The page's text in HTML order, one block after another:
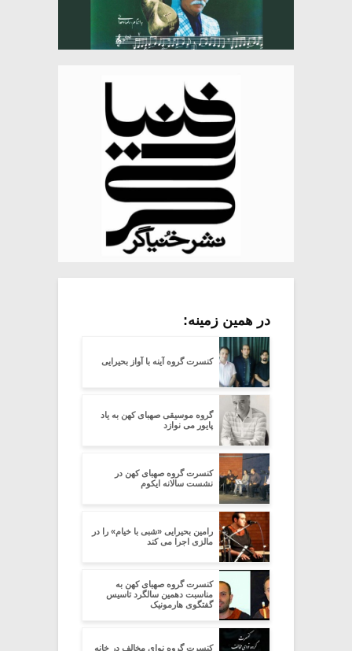
در همین زمینه:
کنسرت گروه آینه با آواز بحیرایی
گروه موسیقی صهبای کهن به یاد
پایور می نوازد
کنسرت گروه صهبای کهن در
نشست سالانه ایکوم
رامین بحیرایی «شبی با خیام» را در
مالزی اجرا می کند
کنسرت گروه صهبای کهن به
مناسبت دهمین سالگرد تاسیس
گفتگوی هارمونیک
کنسرت گروه نوای مخالف در خانه